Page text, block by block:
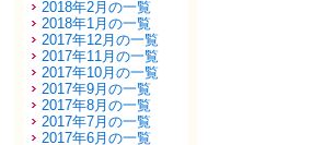
2018年2月の一覧
2018年1月の一覧
2017年12月の一覧
2017年11月の一覧
2017年10月の一覧
2017年9月の一覧
2017年8月の一覧
2017年7月の一覧
2017年6月の一覧